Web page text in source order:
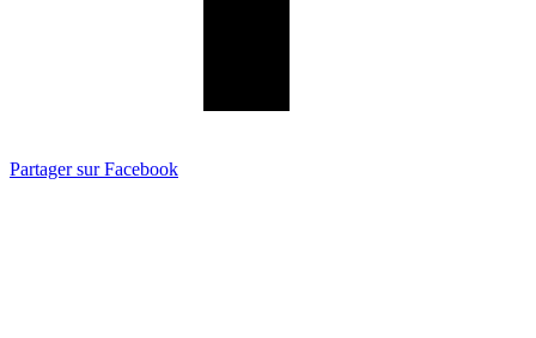
Partager sur Facebook